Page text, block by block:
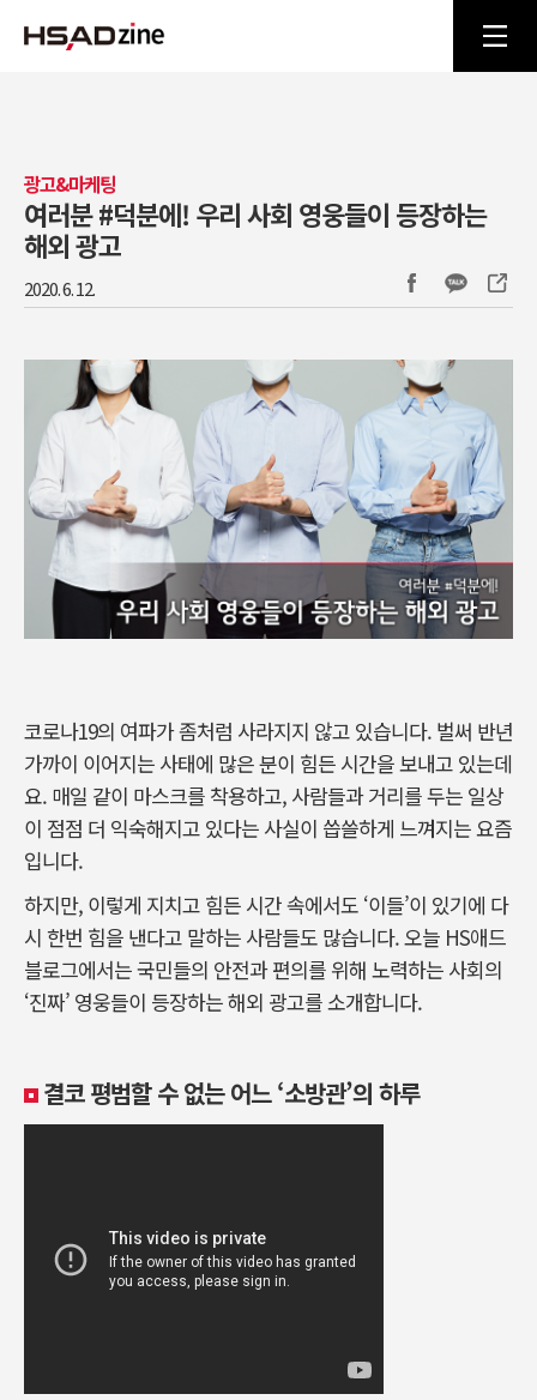
광고&마케팅
여러분 #덕분에! 우리 사회 영웅들이 등장하는
해외 광고
2020. 6. 12.
코로나19의 여파가 좀처럼 사라지지 않고 있습니다. 벌써 반년
가까이 이어지는 사태에 많은 분이 힘든 시간을 보내고 있는데
요. 매일 같이 마스크를 착용하고, 사람들과 거리를 두는 일상
이 점점 더 익숙해지고 있다는 사실이 씁쓸하게 느껴지는 요즘
입니다.
하지만, 이렇게 지치고 힘든 시간 속에서도 ‘이들’이 있기에 다
시 한번 힘을 낸다고 말하는 사람들도 많습니다. 오늘 HS애드
블로그에서는 국민들의 안전과 편의를 위해 노력하는 사회의
‘진짜’ 영웅들이 등장하는 해외 광고를 소개합니다.
결코 평범할 수 없는 어느 ‘소방관’의 하루